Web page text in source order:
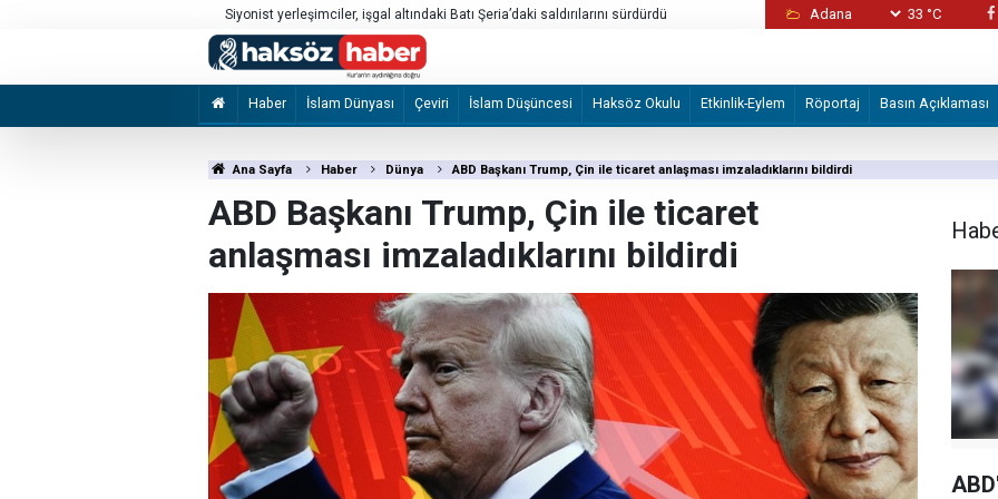
Siyonist yerleşimciler, işgal altındaki Batı Şeria’daki saldırılarını sürdürdü Sebte’deki göç hareketliliği 33 °C
Haber İslam Dünyası Çeviri İslam Düşüncesi Haksöz Okulu Etkinlik-Eylem Röportaj Basın Açıklaması
Ana Sayfa Haber Dünya ABD Başkanı Trump, Çin ile ticaret anlaşması imzaladıklarını bildirdi
ABD Başkanı Trump, Çin ile ticaret
anlaşması imzaladıklarını bildirdi